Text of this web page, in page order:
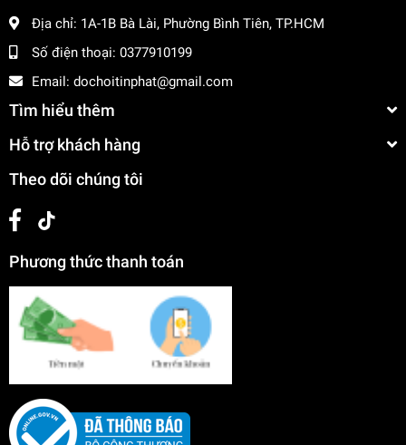
Địa chỉ: 1A-1B Bà Lài, Phường Bình Tiên, TP.HCM
Số điện thoại: 0377910199
Email: dochoitinphat@gmail.com
Tìm hiểu thêm
Hỗ trợ khách hàng
Theo dõi chúng tôi
Phương thức thanh toán